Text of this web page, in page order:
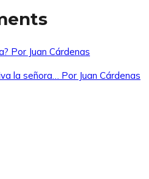
Por Juan Cárdenas
la señora… Por Juan Cárdenas